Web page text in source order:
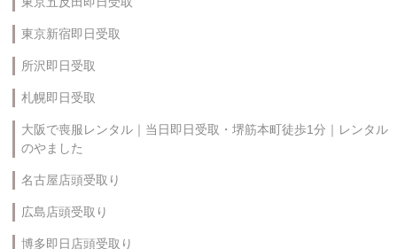
東京新宿即日受取
所沢即日受取
札幌即日受取
大阪で喪服レンタル｜当日即日受取・堺筋本町徒歩1分｜レンタル
のやました
名古屋店頭受取り
広島店頭受取り
博多即日店頭受取り